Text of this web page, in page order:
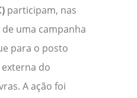
participam, nas
uma campanha
para o posto
do
A ação foi